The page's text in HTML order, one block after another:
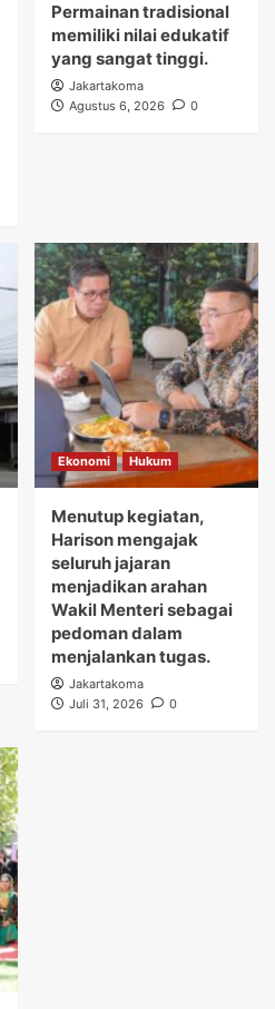
Permainan tradisional
memiliki nilai edukatif
yang sangat tinggi.
Jakartakoma
Agustus 6, 2026
0
Ekonomi Hukum
Menutup kegiatan,
Harison mengajak
seluruh jajaran
menjadikan arahan
Wakil Menteri sebagai
pedoman dalam
menjalankan tugas.
Jakartakoma
Juli 31, 2026
0